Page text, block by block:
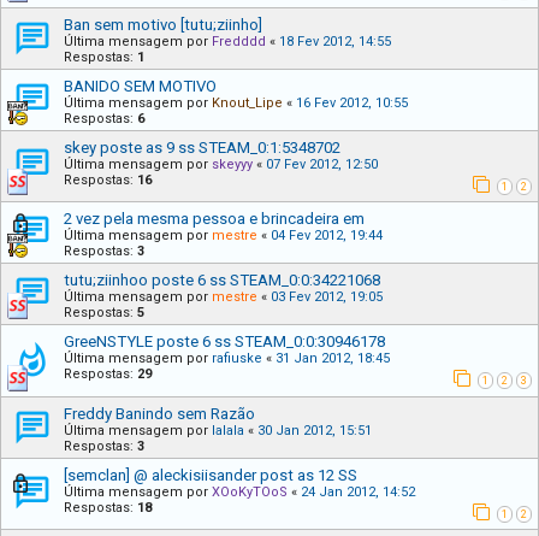
Ban sem motivo [tutu;ziinho]
Última mensagem por Fredddd « 18 Fev 2012, 14:55
Respostas: 1
BANIDO SEM MOTIVO
Última mensagem por Knout_Lipe « 16 Fev 2012, 10:55
Respostas: 6
skey poste as 9 ss STEAM_0:1:5348702
Última mensagem por skeyyy « 07 Fev 2012, 12:50
Respostas: 16 1 2
2 vez pela mesma pessoa e brincadeira em
Última mensagem por mestre « 04 Fev 2012, 19:44
Respostas: 3
tutu;ziinhoo poste 6 ss STEAM_0:0:34221068
Última mensagem por mestre « 03 Fev 2012, 19:05
Respostas: 5
GreeNSTYLE poste 6 ss STEAM_0:0:30946178
Última mensagem por rafiuske « 31 Jan 2012, 18:45
Respostas: 29 1 2 3
Freddy Banindo sem Razão
Última mensagem por lalala « 30 Jan 2012, 15:51
Respostas: 3
[semclan] @ aleckisiisander post as 12 SS
Última mensagem por XOoKyTOoS « 24 Jan 2012, 14:52
Respostas: 18 1 2